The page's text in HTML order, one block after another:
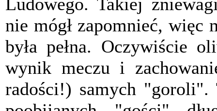
nie mógł zapomnieć, więc
była pełna. Oczywiście
wynik meczu i
radości!) samych